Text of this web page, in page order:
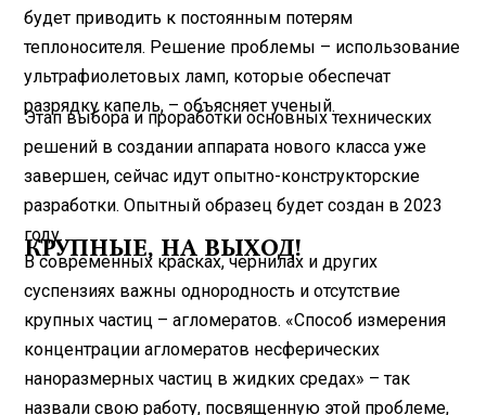
будет приводить к постоянным потерям
теплоносителя. Решение проблемы – использование
ультрафиолетовых ламп, которые обеспечат
разрядку капель, – объясняет ученый.
Этап выбора и проработки основных технических
решений в создании аппарата нового класса уже
завершен, сейчас идут опытно-конструкторские
разработки. Опытный образец будет создан в 2023
году.
КРУПНЫЕ, НА ВЫХОД!
В современных красках, чернилах и других
суспензиях важны однородность и отсутствие
крупных частиц – агломератов. «Способ измерения
концентрации агломератов несферических
наноразмерных частиц в жидких средах» – так
назвали свою работу, посвященную этой проблеме,